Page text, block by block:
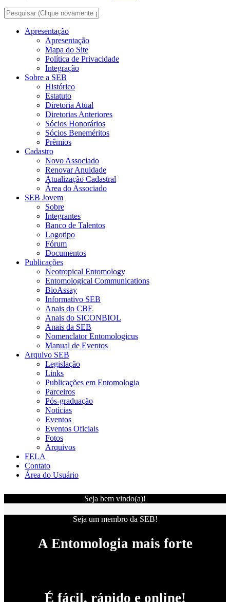
Apresentação
Apresentação
Mapa do Site
Política de Privacidade
Integração
Sobre a SEB
Histórico
Estatuto
Diretoria Atual
Diretorias Anteriores
Sócios Honorários
Sócios Beneméritos
Prêmios
Cadastro
Novo Associado
Renovar Anuidade
Atualização Cadastral
Área do Associado
SEB Jovem
Sobre
Integrantes
Banco de Talentos
Logotipo
Fórum
Documentos
Publicações
Neotropical Entomology
Entomological Communications
BioAssay
Informativo SEB
Anais do CBE
Anais do SICONBIOL
Anais da SEB
Nomenclator Entomologicus
Manual de Eventos
Arquivo SEB
Legislação
Links
Publicações em Entomologia
Parceiros
Pós-graduação
Notícias
Eventos
Eventos Oficiais
Fotos
Arquivos
FELA
Contato
Área do Usuário
Seja bem vindo(a)!
Seja um membro da SEB!
A Entomologia mais forte
É fácil, rápido e online!